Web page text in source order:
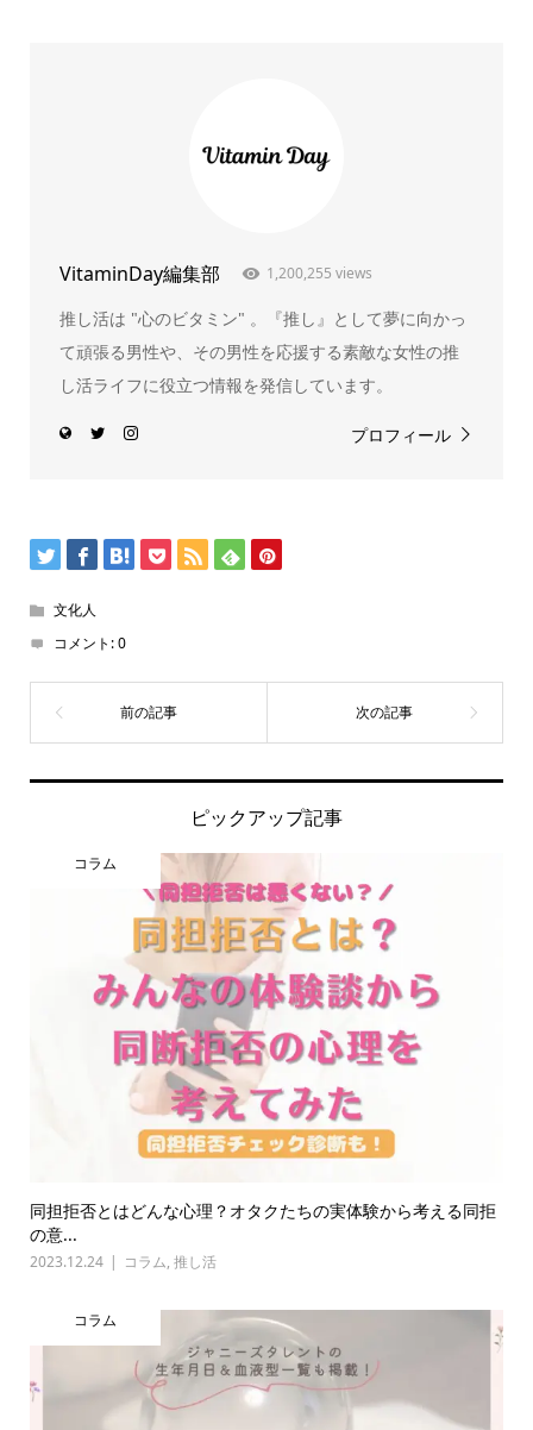
VitaminDay編集部 1,200,255 views
推し活は "心のビタミン" 。『推し』として夢に向かっ
て頑張る男性や、その男性を応援する素敵な女性の推
し活ライフに役立つ情報を発信しています。
プロフィール
文化人
コメント:0
ピックアップ記事
コラム
同担拒否とはどんな心理？オタクたちの実体験から考える同拒
の意...
2023.12.24 コラム, 推し活
コラム